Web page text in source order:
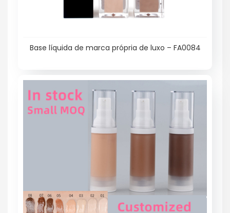
Base líquida de marca própria de luxo – FA0084